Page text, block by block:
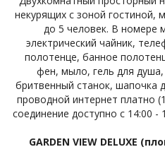
некурящих с зоной гостиной,
до 5 человек. В номере
электрический чайник,
полотенце, банное
фен, мыло, гель для
бритвенный станок, шапочка
проводной интернет платно
соединение доступно с 14:00 -
GARDEN VIEW DELUXE